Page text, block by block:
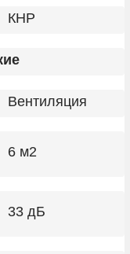
КНР
Вентиляция
6 м2
33 дБ